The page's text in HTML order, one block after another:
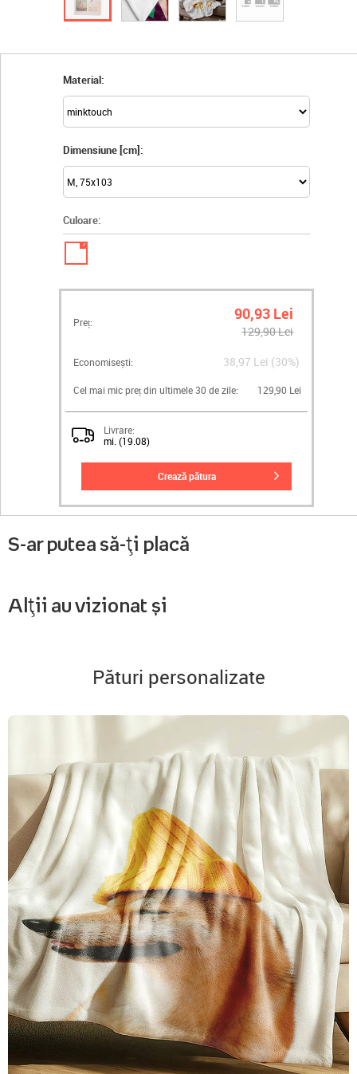
Material:
Dimensiune [cm]:
Culoare:
✓
Preț: 90,93 Lei
129,90 Lei
Economisești: 38,97 Lei (30%)
Cel mai mic preț din ultimele 30 de zile: 129,90 Lei
Livrare:
mi. (19.08)
crează pătura
S-ar putea să-ți placă
Alții au vizionat și
Pături personalizate